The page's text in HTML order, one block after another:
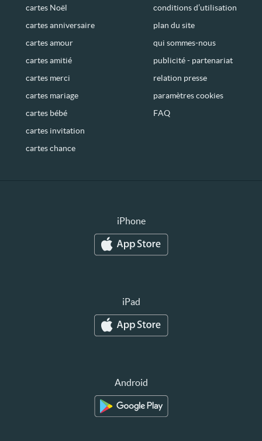
cartes Noël
cartes anniversaire
cartes amour
cartes amitié
cartes merci
cartes mariage
cartes bébé
cartes invitation
cartes chance
conditions d’utilisation
plan du site
qui sommes-nous
publicité - partenariat
relation presse
paramètres cookies
FAQ
iPhone
iPad
Android